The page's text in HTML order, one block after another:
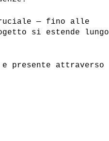
— fino alle
si estende lungo
presente attraverso